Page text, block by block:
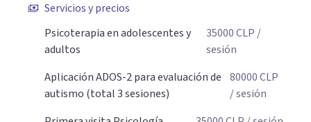
Servicios y precios
Psicoterapia en adolescentes y
adultos
35000 CLP /
sesión
Aplicación ADOS-2 para evaluación de
autismo (total 3 sesiones)
80000CLP
/ sesión